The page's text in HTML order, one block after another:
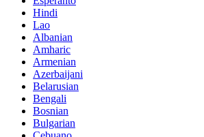
Hindi
Lao
Albanian
Amharic
Armenian
Azerbaijani
Belarusian
Bengali
Bosnian
Bulgarian